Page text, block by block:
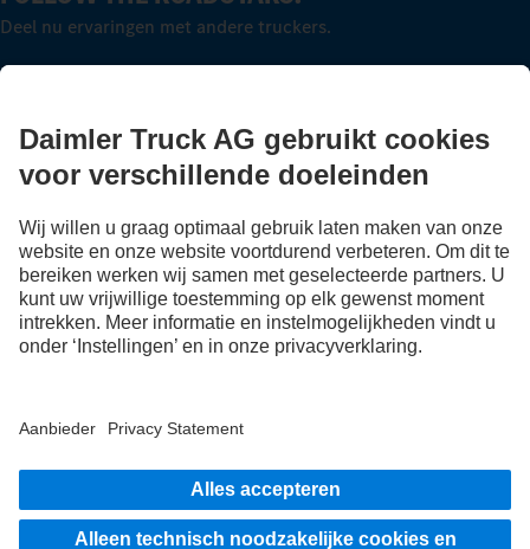
Deel nu ervaringen met andere truckers.
Aanbieder
Privacy Statement
Disclaimer
Privacy Statement pechhulp
Overige privacyverklaringen